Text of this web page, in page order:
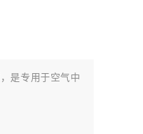
是专用于空气中